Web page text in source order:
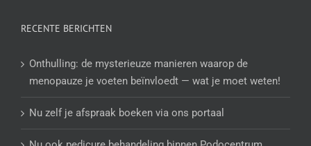
RECENTE BERICHTEN
Onthulling: de mysterieuze manieren waarop de
menopauze je voeten beïnvloedt — wat je moet weten!
Nu zelf je afspraak boeken via ons portaal